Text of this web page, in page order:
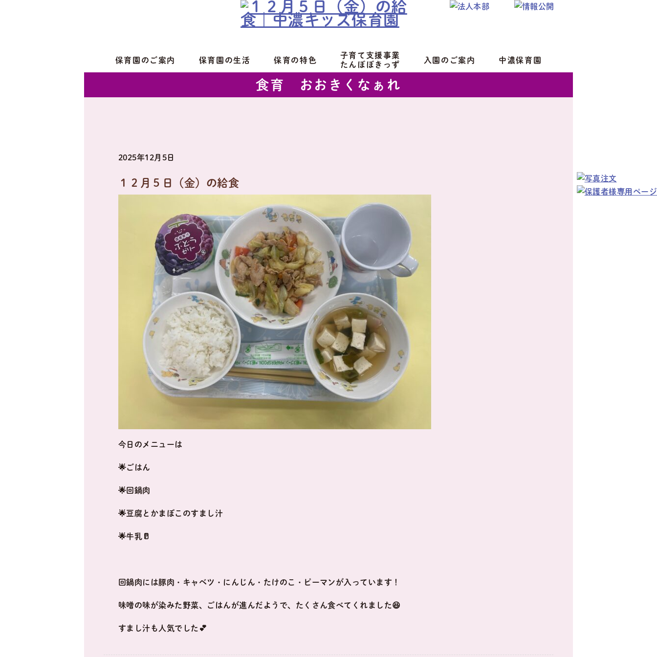
保育園のご案内 保育園の生活 保育の特色
子育て支援事業
たんぽぽきっず
入園のご案内 中濃保育園
食育 おおきくなぁれ
2025年12月5日
１２月５日（金）の給食
今日のメニューは
🌟ごはん
🌟回鍋肉
🌟豆腐とかまぼこのすまし汁
🌟牛乳🥛
回鍋肉には豚肉・キャベツ・にんじん・たけのこ・ピーマンが入っています！
味噌の味が染みた野菜、ごはんが進んだようで、たくさん食べてくれました😆
すまし汁も人気でした💕